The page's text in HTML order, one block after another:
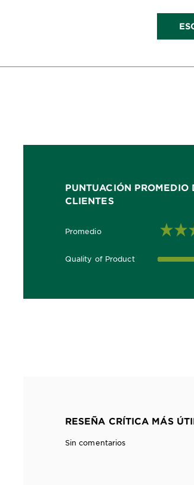
PUNTUACIÓN PROMEDIO
CLIENTES
Promedio
5.0 out of 5 stars
Quality of Product
5.0 out of 5 stars
RESEÑA CRÍTICA MÁS
Sin comentarios